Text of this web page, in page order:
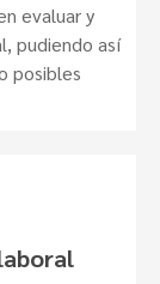
evaluar y
pudiendo así
posibles